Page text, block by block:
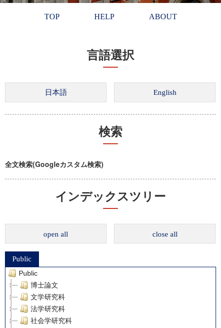
TOP HELP ABOUT
言語選択
検索
全文検索(Googleカスタム検索)
インデックスツリー
open all close all
Public
Public
博士論文
文学研究科
法学研究科
社会学研究科